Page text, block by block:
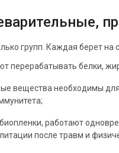
групп. Каждая берет
белки,
вещества необходимы
работают
после травм и